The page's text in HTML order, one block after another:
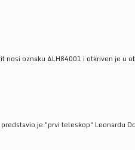
oznaku ALH84001 i otkriven je u
je "prvi teleskop" Leonardu